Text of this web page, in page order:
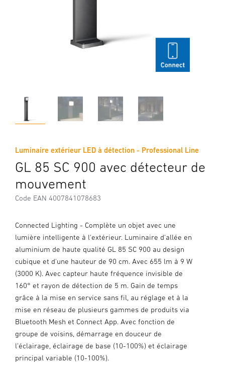
Luminaire extérieur LED à détection - Professional Line
GL 85 SC 900 avec détecteur de
mouvement
Code EAN 4007841078683
Connected Lighting - Complète un objet avec une
lumière intelligente à l'extérieur. Luminaire d'allée en
aluminium de haute qualité GL 85 SC 900 au design
cubique et d'une hauteur de 90 cm. Avec 655 lm à 9 W
(3000 K). Avec capteur haute fréquence invisible de
160° et rayon de détection de 5 m. Gain de temps
grâce à la mise en service sans fil, au réglage et à la
mise en réseau de plusieurs gammes de produits via
Bluetooth Mesh et Connect App. Avec fonction de
groupe de voisins, démarrage en douceur de
l'éclairage, éclairage de base (10-100%) et éclairage
principal variable (10-100%).